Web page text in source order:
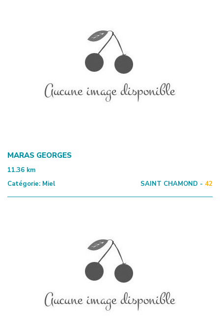
MARAS GEORGES
11.36 km
Catégorie: Miel SAINT CHAMOND - 42